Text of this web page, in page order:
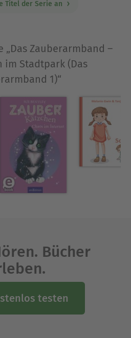
mit ihren Eltern und ihrer
Sheffield auf. Sie war
im
Gold bei den
immer noch in Sheffield und
Abend Geschichten vor.
Ausblenden
Titel der Serie an
Zauberarmband –
im Stadtpark (Das
1)“
Bücher
testen